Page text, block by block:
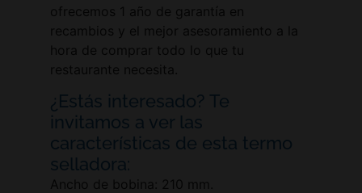
ofrecemos 1 año de garantía en
recambios y el mejor asesoramiento a la
hora de comprar todo lo que tu
restaurante necesita.
¿Estás interesado? Te
invitamos a ver las
características de esta termo
selladora:
Ancho de bobina: 210 mm.